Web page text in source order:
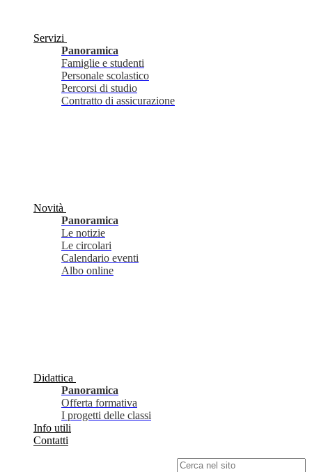
Servizi
Panoramica
Famiglie e studenti
Personale scolastico
Percorsi di studio
Contratto di assicurazione
Novità
Panoramica
Le notizie
Le circolari
Calendario eventi
Albo online
Didattica
Panoramica
Offerta formativa
I progetti delle classi
Info utili
Contatti